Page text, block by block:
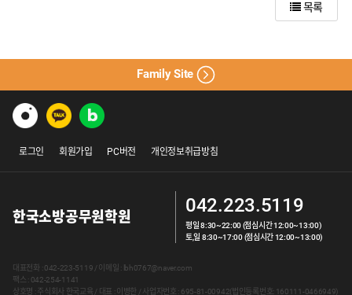
목록
Family Site
로그인 회원가입 PC버전 개인정보취급방침
한국소방공무원학원
042.223.5119
평일 8:30~22:00 (점심시간 12:00~13:00)
토,일 8:30~17:00 (점심시간 12:00~13:00)
대표전화 : 042-223-5119 / 이메일 : lbh0767@naver.com
팩스 : 042-254-1141
상호명 : 주식회사 한국교육 / 대표 : 이병한 / 사업자번호 : 695-81-00942(법인등록번호: 160111-0466949)